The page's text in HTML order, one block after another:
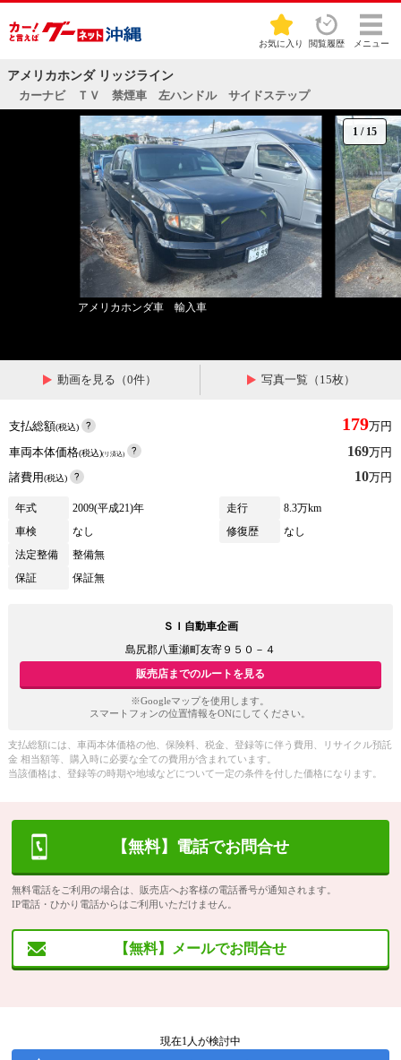
お気に入り 閲覧履歴 メニュー
アメリカホンダ リッジライン
カーナビ ＴＶ 禁煙車 左ハンドル サイドステップ
1 / 15
アメリカホンダ車 輸入車
動画を見る（0件） 写真一覧（15枚）
支払総額(税込) 179万円
車両本体価格(税込)(リ済込) 169万円
諸費用(税込) 10万円
年式 2009(平成21)年 走行
8.3万km
車検
なし 修復歴
なし
法定整備
整備無
保証
保証無
ＳＩ自動車企画
島尻郡八重瀬町友寄９５０－４
販売店までのルートを見る
※Googleマップを使用します。
スマートフォンの位置情報をONにしてください。
支払総額には、車両本体価格の他、保険料、税金、登録等に伴う費用、リサイクル預託
金 相当額等、購入時に必要な全ての費用が含まれています。
当該価格は、登録等の時期や地域などについて一定の条件を付した価格になります。
【無料】電話でお問合せ
無料電話をご利用の場合は、販売店へお客様の電話番号が通知されます。
IP電話・ひかり電話からはご利用いただけません。
【無料】メールでお問合せ
現在1人が検討中